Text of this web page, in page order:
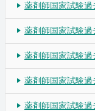
薬剤師国家試験
薬剤師国家試験
薬剤師国家試験
薬剤師国家試験
薬剤師国家試験